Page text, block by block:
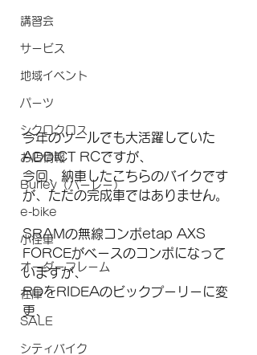
講習会
サービス
地域イベント
パーツ
シクロクロス
お店情報
Burley（バーレー）
e-bike
小径車
オーダーフレーム
在庫
SALE
シティバイク
今年のツールでも大活躍していた
ADDICT RCですが、
今回、納車したこちらのバイクです
が、ただの完成車ではありません。
SRAMの無線コンポetap AXS
FORCEがベースのコンポになって
いますが、
RDをRIDEAのビックプーリーに変
更、